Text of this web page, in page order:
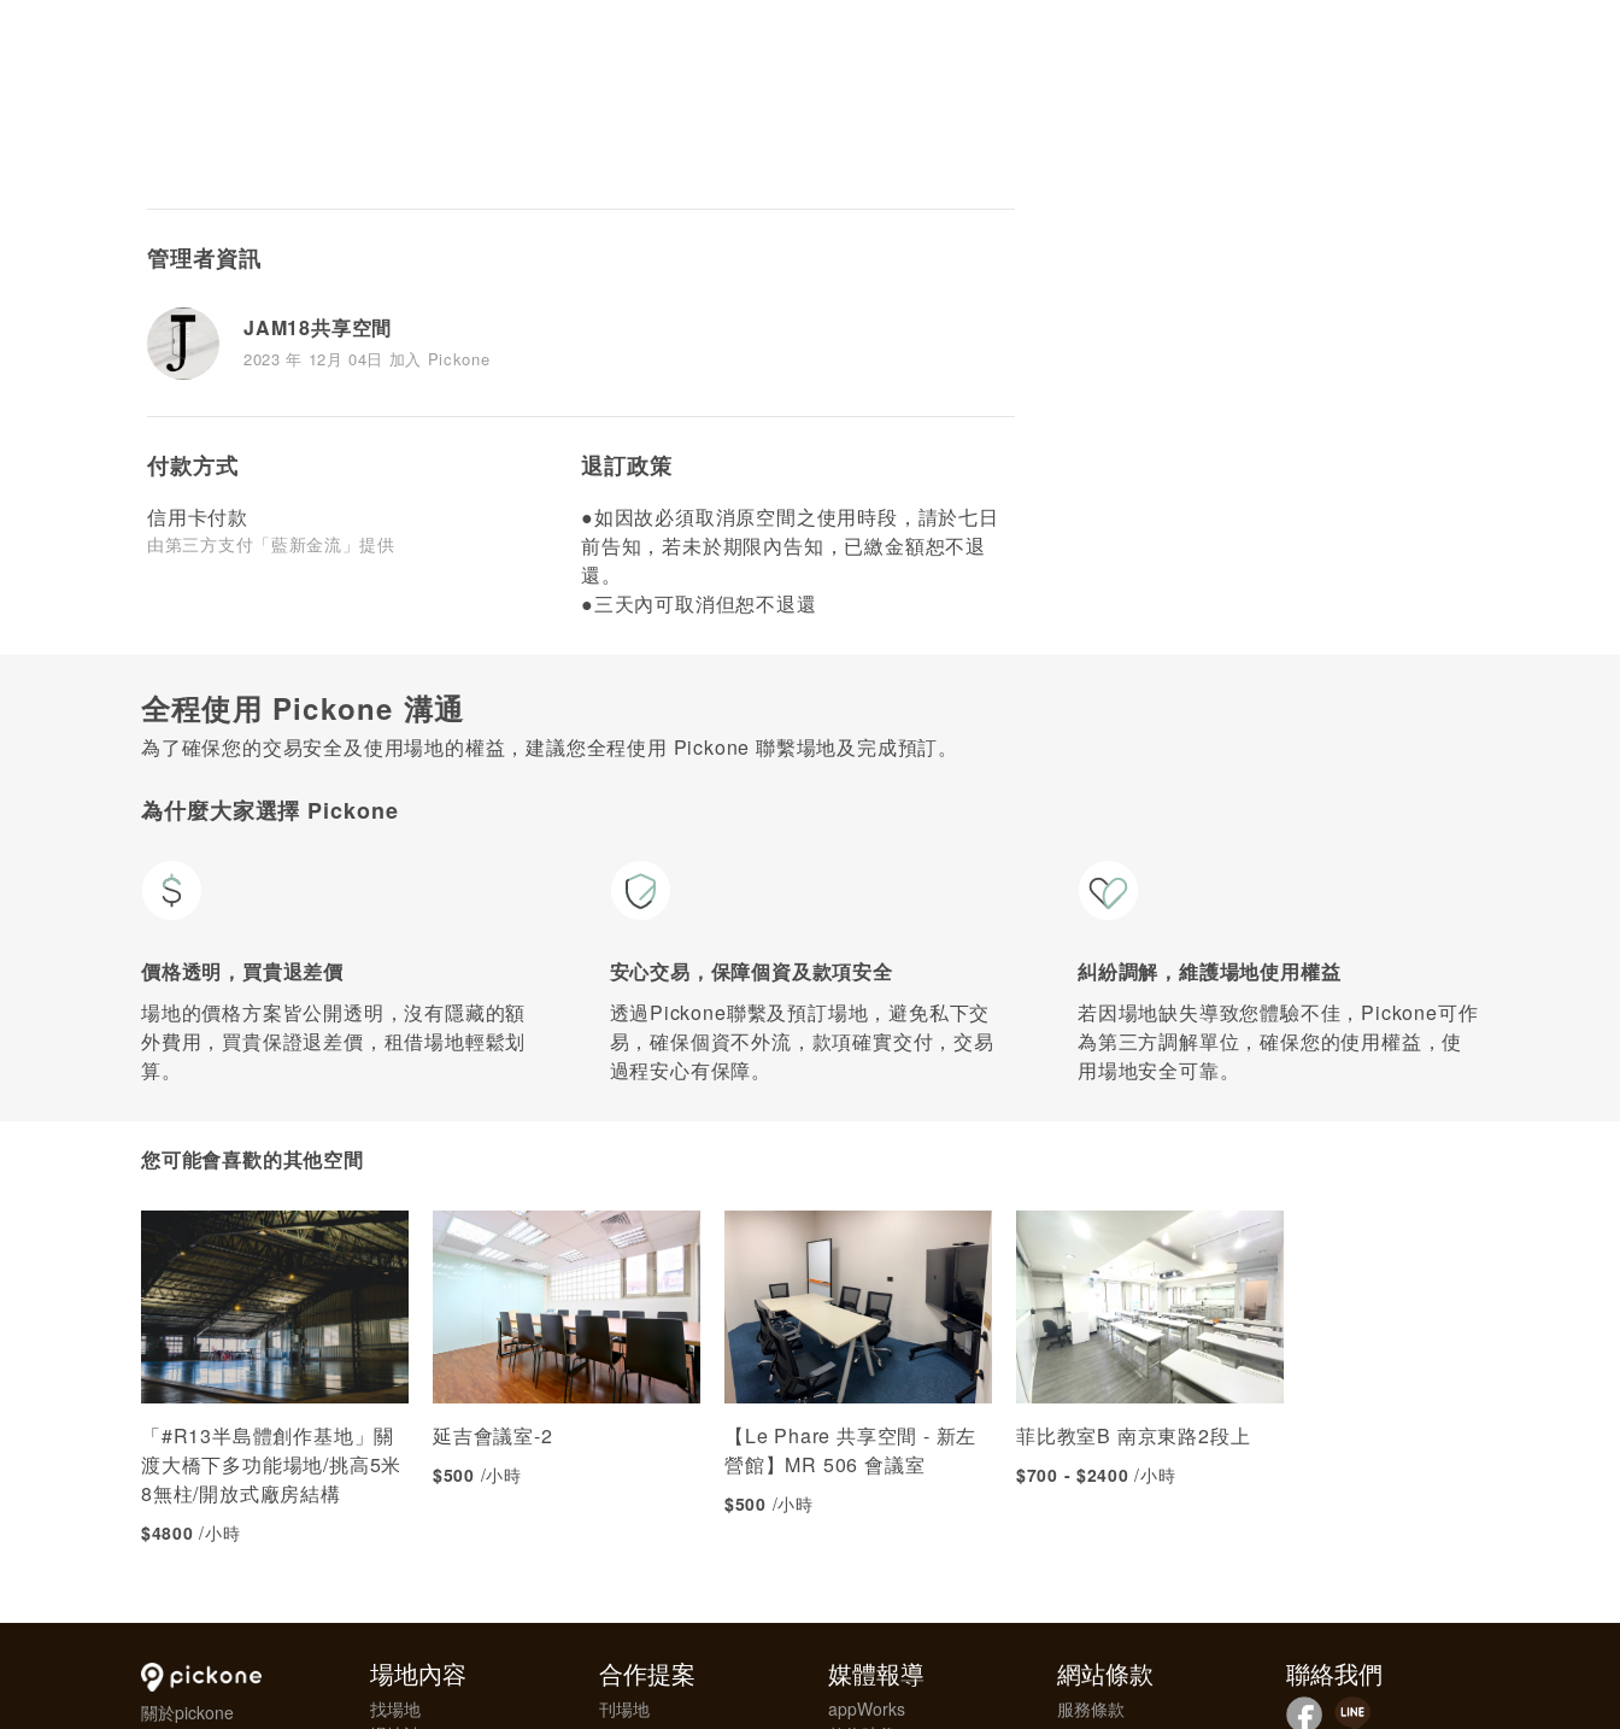
管理者資訊
JAM18共享空間
2023 年 12月 04日 加入 Pickone
付款方式
信用卡付款
由第三方支付「藍新金流」提供
退訂政策
●如因故必須取消原空間之使用時段，請於七日
前告知，若未於期限內告知，已繳金額恕不退
還。
●三天內可取消但恕不退還
全程使用 Pickone 溝通
為了確保您的交易安全及使用場地的權益，建議您全程使用 Pickone 聯繫場地及完成預訂。
為什麼大家選擇 Pickone
價格透明，買貴退差價
場地的價格方案皆公開透明，沒有隱藏的額
外費用，買貴保證退差價，租借場地輕鬆划
算。
安心交易，保障個資及款項安全
透過Pickone聯繫及預訂場地，避免私下交
易，確保個資不外流，款項確實交付，交易
過程安心有保障。
糾紛調解，維護場地使用權益
若因場地缺失導致您體驗不佳，Pickone可作
為第三方調解單位，確保您的使用權益，使
用場地安全可靠。
您可能會喜歡的其他空間
「#R13半島體創作基地」關
渡大橋下多功能場地/挑高5米
8無柱/開放式廠房結構
$4800/小時
延吉會議室-2
$500 /小時
【Le Phare 共享空間 - 新左
營館】MR 506 會議室
$500 /小時
菲比教室B 南京東路2段上
$700 - $2400/小時
關於pickone
場地內容
找場地
合作提案
刊場地
媒體報導
appWorks
網站條款
服務條款
聯絡我們